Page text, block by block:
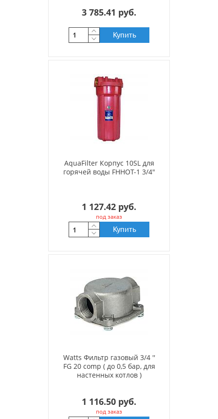
3 785.41 руб.
Купить
AquaFilter Корпус 10SL для
горячей воды FHHOT-1 3/4"
1 127.42 руб.
под заказ
Купить
Watts Фильтр газовый 3/4 ''
FG 20 comp ( до 0,5 бар, для
настенных котлов )
1 116.50 руб.
под заказ